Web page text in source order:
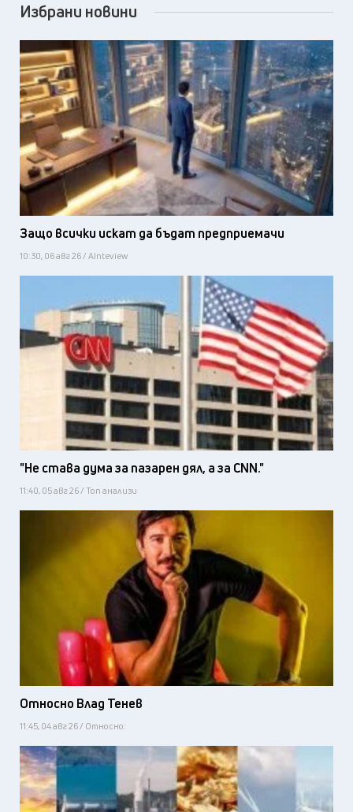
Избрани новини
Защо всички искат да бъдат предприемачи
10:30, 06 авг 26 / AInteview
"Не става дума за пазарен дял, а за CNN."
11:40, 05 авг 26 / Топ анализи
Относно Влад Тенев
11:45, 04 авг 26 / Относно: